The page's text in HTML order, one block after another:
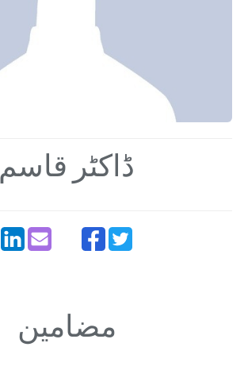
ڈاکٹر قاسم
مضامین